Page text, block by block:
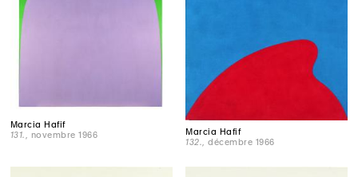
Marcia Hafif
131.
, novembre 1966
Marcia Hafif
132.
, décembre 1966